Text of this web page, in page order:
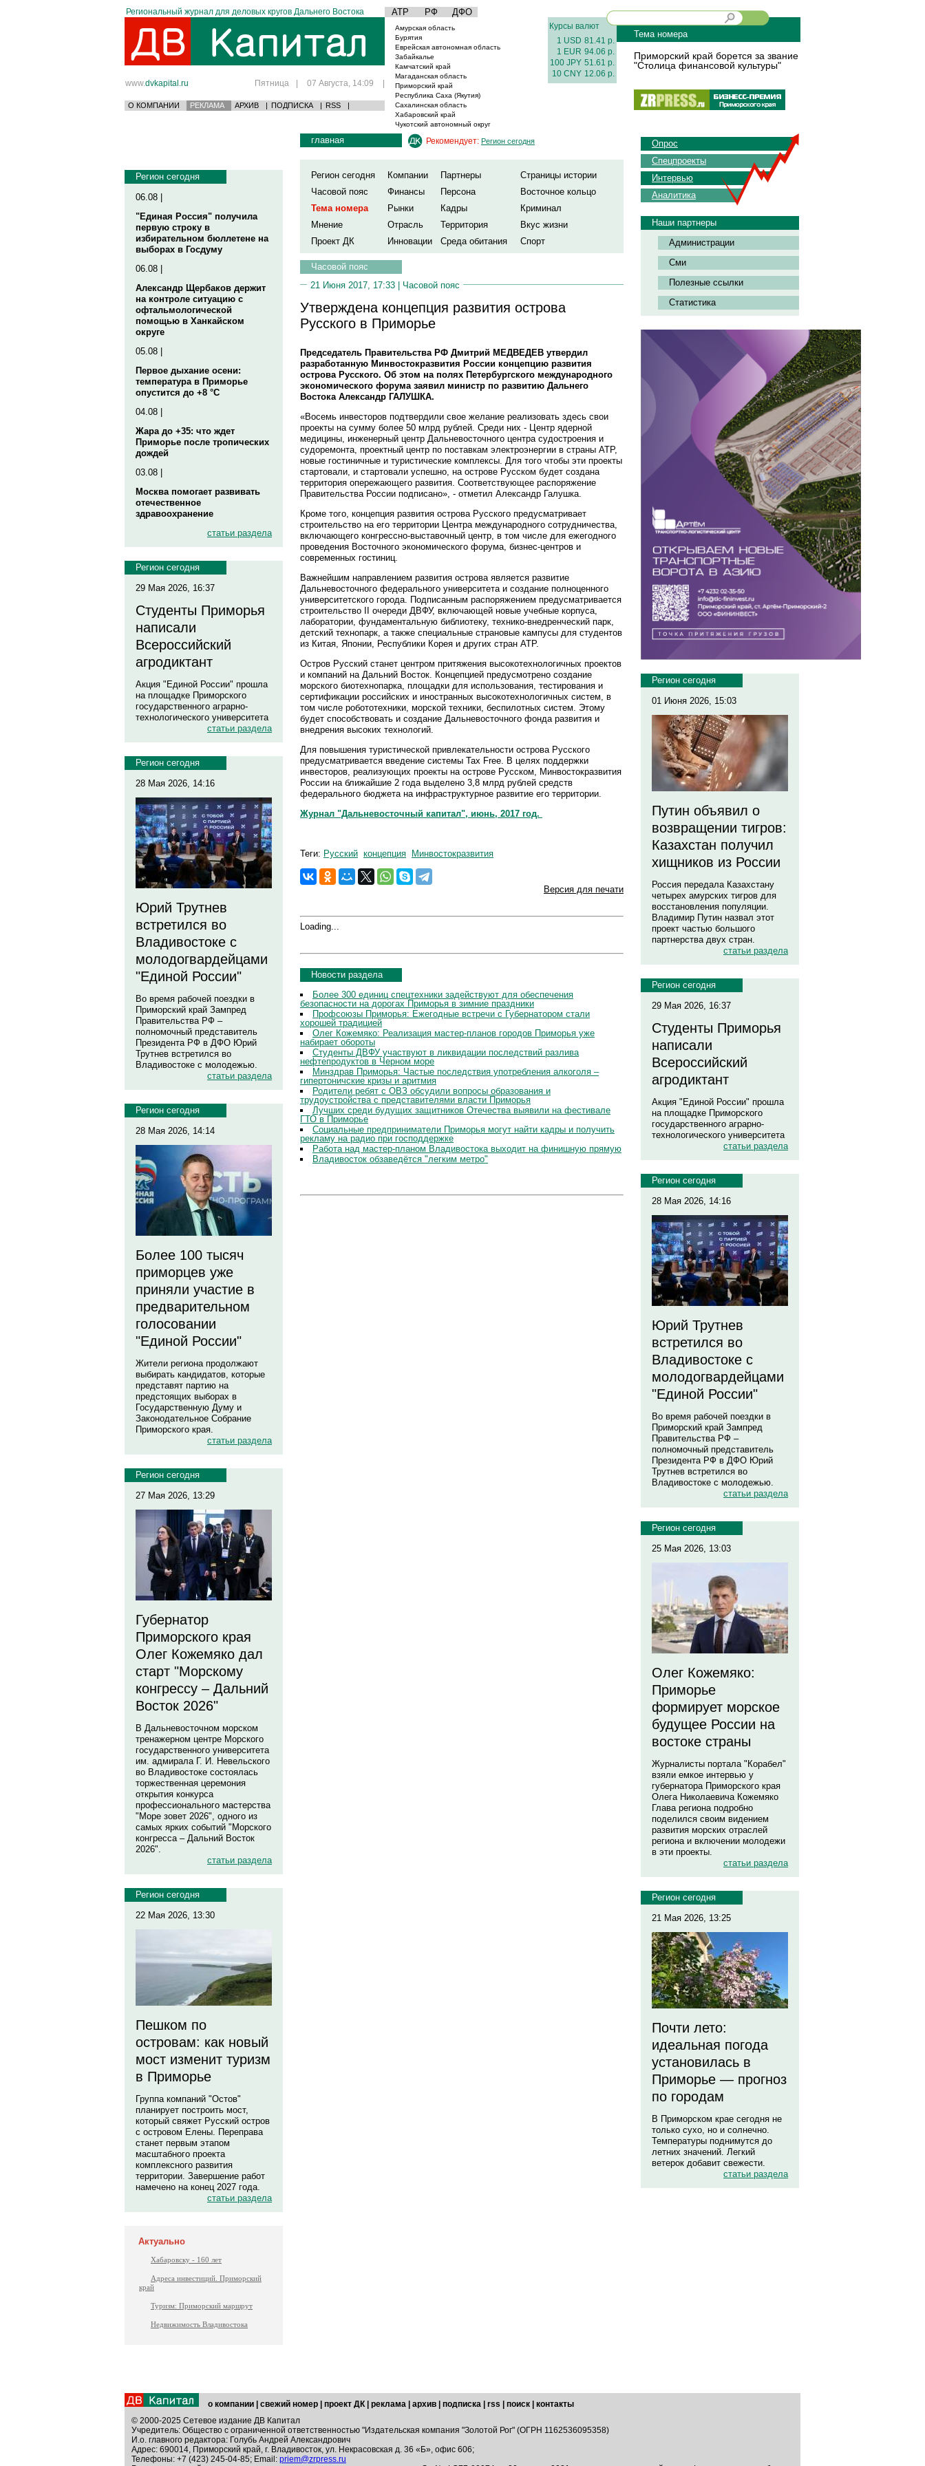
Региональный журнал для деловых кругов Дальнего Востока АТР РФ ДФО
www.dvkapital.ru Пятница | 07 Августа, 14:09 |
О КОМПАНИИ РЕКЛАМА АРХИВ | ПОДПИСКА | RSS |
Амурская область
Бурятия
Еврейская автономная область
Забайкалье
Камчатский край
Магаданская область
Приморский край
Республика Саха (Якутия)
Сахалинская область
Хабаровский край
Чукотский автономный округ
Курсы валют
1 USD 81.41 р.
1 EUR 94.06 р.
100 JPY 51.61 р.
10 CNY 12.06 р.
Тема номера
Приморский край борется за звание
"Столица финансовой культуры"
Регион сегодня
06.08 |
"Единая Россия" получила
первую строку в
избирательном бюллетене на
выборах в Госдуму
06.08 |
Александр Щербаков держит
на контроле ситуацию с
офтальмологической
помощью в Ханкайском
округе
05.08 |
Первое дыхание осени:
температура в Приморье
опустится до +8 °C
04.08 |
Жара до +35: что ждет
Приморье после тропических
дождей
03.08 |
Москва помогает развивать
отечественное
здравоохранение
статьи раздела
Регион сегодня
29 Мая 2026, 16:37
Студенты Приморья
написали
Всероссийский
агродиктант
Акция "Единой России" прошла
на площадке Приморского
государственного аграрно-
технологического университета
статьи раздела
Регион сегодня
28 Мая 2026, 14:16
Юрий Трутнев
встретился во
Владивостоке с
молодогвардейцами
"Единой России"
Во время рабочей поездки в
Приморский край Зампред
Правительства РФ –
полномочный представитель
Президента РФ в ДФО Юрий
Трутнев встретился во
Владивостоке с молодежью.
статьи раздела
Регион сегодня
28 Мая 2026, 14:14
Более 100 тысяч
приморцев уже
приняли участие в
предварительном
голосовании
"Единой России"
Жители региона продолжают
выбирать кандидатов, которые
представят партию на
предстоящих выборах в
Государственную Думу и
Законодательное Собрание
Приморского края.
статьи раздела
Регион сегодня
27 Мая 2026, 13:29
Губернатор
Приморского края
Олег Кожемяко дал
старт "Морскому
конгрессу – Дальний
Восток 2026"
В Дальневосточном морском
тренажерном центре Морского
государственного университета
им. адмирала Г. И. Невельского
во Владивостоке состоялась
торжественная церемония
открытия конкурса
профессионального мастерства
"Море зовет 2026", одного из
самых ярких событий "Морского
конгресса – Дальний Восток
2026".
статьи раздела
Регион сегодня
22 Мая 2026, 13:30
Пешком по
островам: как новый
мост изменит туризм
в Приморье
Группа компаний "Остов"
планирует построить мост,
который свяжет Русский остров
с островом Елены. Переправа
станет первым этапом
масштабного проекта
комплексного развития
территории. Завершение работ
намечено на конец 2027 года.
статьи раздела
Актуально
Хабаровску - 160 лет
Адреса инвестиций. Приморский
край
Туризм: Приморский маршрут
Недвижимость Владивостока
главная Рекомендует: Регион сегодня
Регион сегодня Компании Партнеры
Страницы истории
Часовой пояс
Финансы Персона
Восточное кольцо
Тема номера
Рынки Кадры
Криминал
Мнение
Отрасль Территория
Вкус жизни
Проект ДК
Инновации Среда обитания Спорт
Часовой пояс
21 Июня 2017, 17:33 | Часовой пояс
Утверждена концепция развития острова
Русского в Приморье
Председатель Правительства РФ Дмитрий МЕДВЕДЕВ утвердил
разработанную Минвостокразвития России концепцию развития
острова Русского. Об этом на полях Петербургского международного
экономического форума заявил министр по развитию Дальнего
Востока Александр ГАЛУШКА.
«Восемь инвесторов подтвердили свое желание реализовать здесь свои
проекты на сумму более 50 млрд рублей. Среди них - Центр ядерной
медицины, инженерный центр Дальневосточного центра судостроения и
судоремонта, проектный центр по поставкам электроэнергии в страны АТР,
новые гостиничные и туристические комплексы. Для того чтобы эти проекты
стартовали, и стартовали успешно, на острове Русском будет создана
территория опережающего развития. Соответствующее распоряжение
Правительства России подписано», - отметил Александр Галушка.
Кроме того, концепция развития острова Русского предусматривает
строительство на его территории Центра международного сотрудничества,
включающего конгрессно-выставочный центр, в том числе для ежегодного
проведения Восточного экономического форума, бизнес-центров и
современных гостиниц.
Важнейшим направлением развития острова является развитие
Дальневосточного федерального университета и создание полноценного
университетского города. Подписанным распоряжением предусматривается
строительство II очереди ДВФУ, включающей новые учебные корпуса,
лаборатории, фундаментальную библиотеку, технико-внедренческий парк,
детский технопарк, а также специальные страновые кампусы для студентов
из Китая, Японии, Республики Корея и других стран АТР.
Остров Русский станет центром притяжения высокотехнологичных проектов
и компаний на Дальний Восток. Концепцией предусмотрено создание
морского биотехнопарка, площадки для использования, тестирования и
сертификации российских и иностранных высокотехнологичных систем, в
том числе робототехники, морской техники, беспилотных систем. Этому
будет способствовать и создание Дальневосточного фонда развития и
внедрения высоких технологий.
Для повышения туристической привлекательности острова Русского
предусматривается введение системы Tax Free. В целях поддержки
инвесторов, реализующих проекты на острове Русском, Минвостокразвития
России на ближайшие 2 года выделено 3,8 млрд рублей средств
федерального бюджета на инфраструктурное развитие его территории.
Журнал "Дальневосточный капитал", июнь, 2017 год.
Теги: Русский концепция Минвостокразвития
Версия для печати
Loading...
Новости раздела
Более 300 единиц спецтехники задействуют для обеспечения
безопасности на дорогах Приморья в зимние праздники
Профсоюзы Приморья: Ежегодные встречи с Губернатором стали
хорошей традицией
Олег Кожемяко: Реализация мастер-планов городов Приморья уже
набирает обороты
Студенты ДВФУ участвуют в ликвидации последствий разлива
нефтепродуктов в Черном море
Минздрав Приморья: Частые последствия употребления алкоголя –
гипертоничские кризы и аритмия
Родители ребят с ОВЗ обсудили вопросы образования и
трудоустройства с представителями власти Приморья
Лучших среди будущих защитников Отечества выявили на фестивале
ГТО в Приморье
Социальные предприниматели Приморья могут найти кадры и получить
рекламу на радио при господдержке
Работа над мастер-планом Владивостока выходит на финишную прямую
Владивосток обзаведётся "легким метро"
Опрос
Спецпроекты
Интервью
Аналитика
Наши партнеры
Администрации
Сми
Полезные ссылки
Статистика
Регион сегодня
01 Июня 2026, 15:03
Путин объявил о
возвращении тигров:
Казахстан получил
хищников из России
Россия передала Казахстану
четырех амурских тигров для
восстановления популяции.
Владимир Путин назвал этот
проект частью большого
партнерства двух стран.
статьи раздела
Регион сегодня
29 Мая 2026, 16:37
Студенты Приморья
написали
Всероссийский
агродиктант
Акция "Единой России" прошла
на площадке Приморского
государственного аграрно-
технологического университета
статьи раздела
Регион сегодня
28 Мая 2026, 14:16
Юрий Трутнев
встретился во
Владивостоке с
молодогвардейцами
"Единой России"
Во время рабочей поездки в
Приморский край Зампред
Правительства РФ –
полномочный представитель
Президента РФ в ДФО Юрий
Трутнев встретился во
Владивостоке с молодежью.
статьи раздела
Регион сегодня
25 Мая 2026, 13:03
Олег Кожемяко:
Приморье
формирует морское
будущее России на
востоке страны
Журналисты портала "Корабел"
взяли емкое интервью у
губернатора Приморского края
Олега Николаевича Кожемяко
Глава региона подробно
поделился своим видением
развития морских отраслей
региона и включении молодежи
в эти проекты.
статьи раздела
Регион сегодня
21 Мая 2026, 13:25
Почти лето:
идеальная погода
установилась в
Приморье — прогноз
по городам
В Приморском крае сегодня не
только сухо, но и солнечно.
Температуры поднимутся до
летних значений. Легкий
ветерок добавит свежести.
статьи раздела
о компании свежий номер проект ДК реклама архив подписка rss поиск
контакты
© 2000-2025 Сетевое издание ДВ Капитал
Учредитель: Общество с ограниченной ответственностью "Издательская компания "Золотой Рог" (ОГРН 1162536095358)
И.о. главного редактора: Голубь Андрей Александрович
Адрес: 690014, Приморский край, г. Владивосток, ул. Некрасовская д. 36 «Б», офис 606;
Телефоны: +7 (423) 245-04-85; Email: priem@zrpress.ru